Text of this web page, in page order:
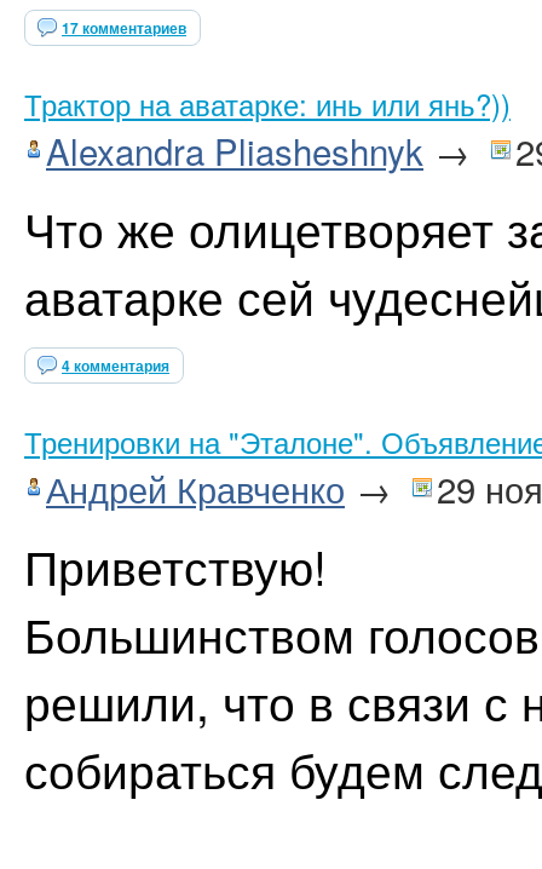
17 комментариев
Трактор на аватарке: инь или янь?))
Alexandra Pliasheshnyk →
Что же олицетворяет
аватарке сей
4 комментария
Тренировки на "Эталоне".
Андрей Кравченко → 29
Приветствую!
Большинством
решили, что в связи с
собираться будем